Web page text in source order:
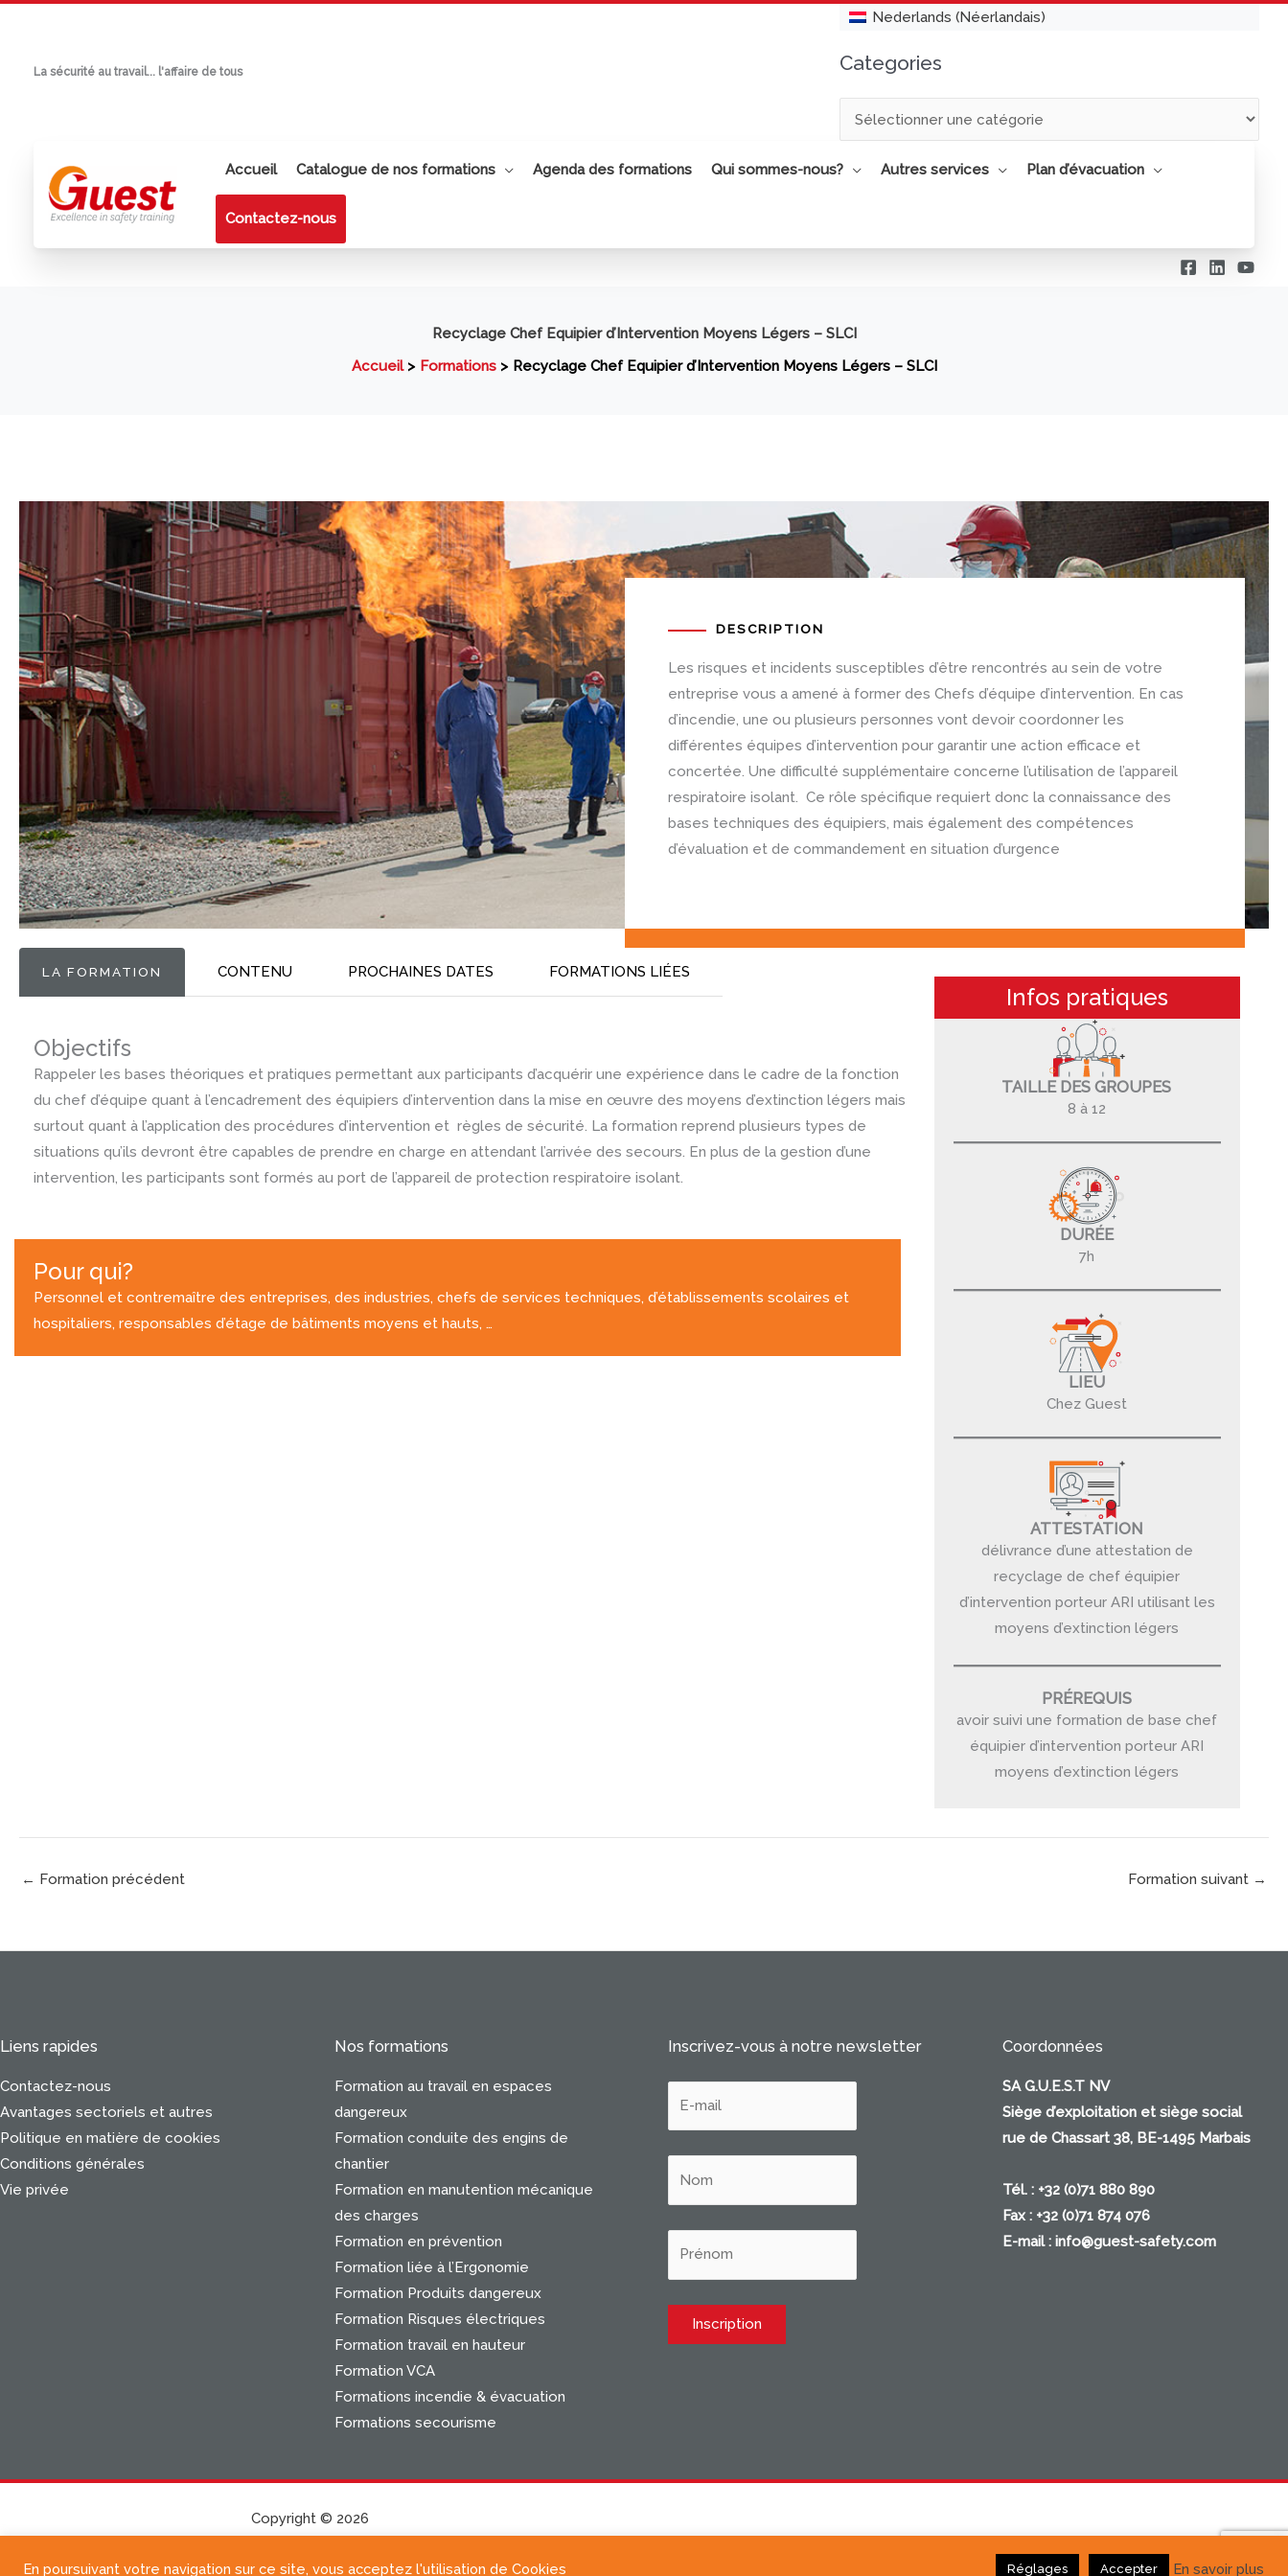
contenuLa sécurité au travail... l'affaire de tous
Nederlands (Néerlandais)
Categories
Accueil Catalogue de nos formations Agenda des formations Qui sommes-nous? Autres services Plan d’évacuation
Contactez-nous
Recyclage Chef Equipier d’Intervention Moyens Légers – SLCI
Accueil
Formations Recyclage Chef Equipier d’Intervention Moyens Légers – SLCI
DESCRIPTION
Les risques et incidents susceptibles d’être rencontrés au sein de votre
entreprise vous a amené à former des Chefs d’équipe d’intervention. En cas
d’incendie, une ou plusieurs personnes vont devoir coordonner les
différentes équipes d’intervention pour garantir une action efficace et
concertée. Une difficulté supplémentaire concerne l’utilisation de l’appareil
respiratoire isolant. Ce rôle spécifique requiert donc la connaissance des
bases techniques des équipiers, mais également des compétences
d’évaluation et de commandement en situation d’urgence
LA FORMATION CONTENU PROCHAINES DATES FORMATIONS LIÉES
Objectifs
Rappeler les bases théoriques et pratiques permettant aux participants d’acquérir une expérience dans le cadre de la fonction
du chef d’équipe quant à l’encadrement des équipiers d’intervention dans la mise en œuvre des moyens d’extinction légers mais
surtout quant à l’application des procédures d’intervention et règles de sécurité. La formation reprend plusieurs types de
situations qu’ils devront être capables de prendre en charge en attendant l’arrivée des secours. En plus de la gestion d’une
intervention, les participants sont formés au port de l’appareil de protection respiratoire isolant.
Pour qui?
Personnel et contremaître des entreprises, des industries, chefs de services techniques, d’établissements scolaires et
hospitaliers, responsables d’étage de bâtiments moyens et hauts, …
Infos pratiques
TAILLE DES GROUPES
8 à 12
DURÉE
7h
LIEU
Chez Guest
ATTESTATION
délivrance d’une attestation de
recyclage de chef équipier
d’intervention porteur ARI utilisant les
moyens d’extinction légers
PRÉREQUIS
avoir suivi une formation de base chef
équipier d’intervention porteur ARI
moyens d’extinction légers
← Formation précédent Formation suivant →
Liens rapides
Contactez-nous
Avantages sectoriels et autres
Politique en matière de cookies
Conditions générales
Vie privée
Nos formations
Formation au travail en espaces
dangereux
Formation conduite des engins de
chantier
Formation en manutention mécanique
des charges
Formation en prévention
Formation liée à l’Ergonomie
Formation Produits dangereux
Formation Risques électriques
Formation travail en hauteur
Formation VCA
Formations incendie & évacuation
Formations secourisme
Inscrivez-vous à notre newsletter Coordonnées
SA G.U.E.S.T NV
Siège d’exploitation et siège social
rue de Chassart 38, BE-1495 Marbais
Tél. : +32 (0)71 880 890
Fax : +32 (0)71 874 076
E-mail : info@guest-safety.com
Copyright © 2026
En poursuivant votre navigation sur ce site, vous acceptez l'utilisation de Cookies Réglages Accepter En savoir plus